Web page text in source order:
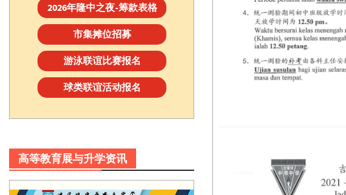
2026年隆中之夜-筹款表格
市集摊位招募
游泳联谊比赛报名
球类联谊活动报名
高等教育展与升学资讯